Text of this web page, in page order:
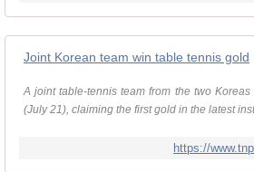
Joint Korean team win table tennis gold
A joint table-tennis team from the two
(July 21), claiming the first gold in the latest
https://